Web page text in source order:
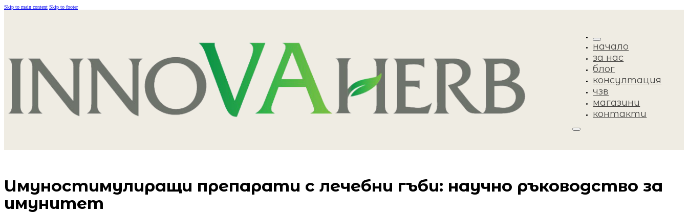
Skip to main content Skip to footer
начало
за нас
блог
консултация
чзв
магазини
контакти
Имуностимулиращи препарати с лечебни гъби: научно ръководство за
имунитет